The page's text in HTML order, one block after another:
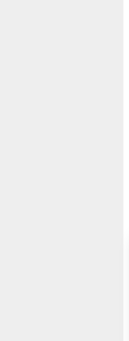
Resmikan Pasar